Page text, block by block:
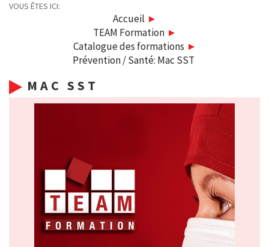
VOUS ÊTES ICI:
Accueil
TEAM Formation
Catalogue des formations
Prévention / Santé: Mac SST
MAC SST